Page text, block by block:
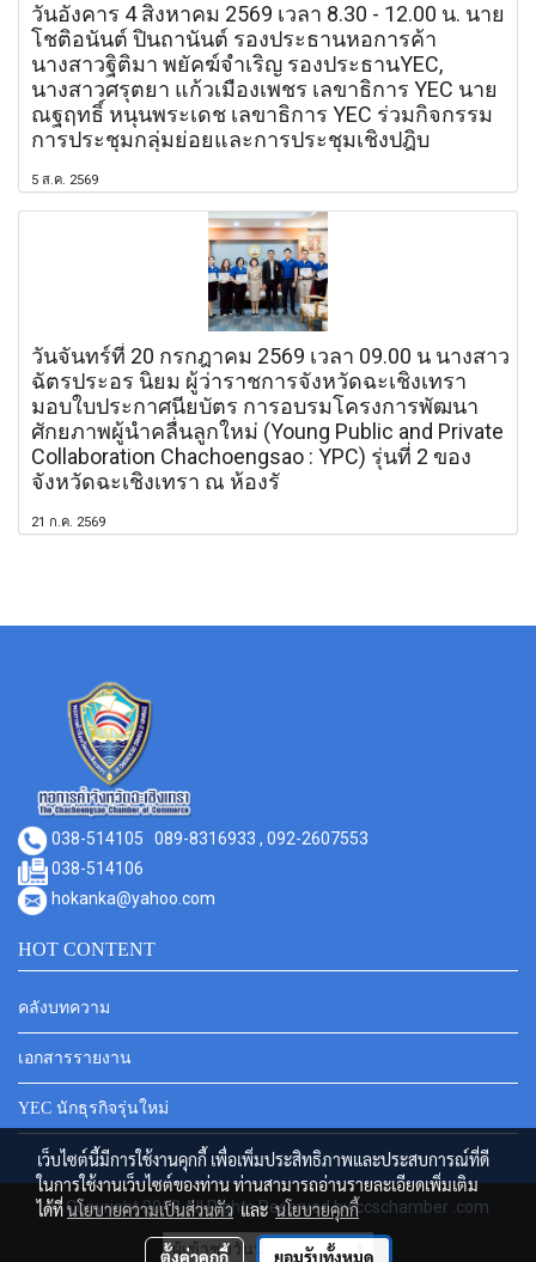
วันอังคาร 4 สิงหาคม 2569 เวลา 8.30 - 12.00 น. นาย
โชติอนันต์ ปินถานันต์ รองประธานหอการค้า
นางสาวฐิติมา พยัคฆ์จำเริญ รองประธานYEC,
นางสาวศรุตยา แก้วเมืองเพชร เลขาธิการ YEC นาย
ณฐฤทธิ์ หนุนพระเดช เลขาธิการ YEC ร่วมกิจกรรม
การประชุมกลุ่มย่อยและการประชุมเชิงปฎิบ
5 ส.ค. 2569
วันจันทร์ที่ 20 กรกฎาคม 2569 เวลา 09.00 น นางสาว
ฉัตรประอร นิยม ผู้ว่าราชการจังหวัดฉะเชิงเทรา
มอบใบประกาศนียบัตร การอบรมโครงการพัฒนา
ศักยภาพผู้นำคลื่นลูกใหม่ (Young Public and Private
Collaboration Chachoengsao : YPC) รุ่นที่ 2 ของ
จังหวัดฉะเชิงเทรา ณ ห้องรั
21 ก.ค. 2569
038-514105 089-8316933 , 092-2607553
038-514106
hokanka@yahoo.com
HOT CONTENT
คลังบทความ
เอกสารรายงาน
YEC นักธุรกิจรุ่นใหม่
© Copyright 2018 All Rights Reserved by ccschamber .com
ผู้เข้าชมวันนี้ 1
เว็บไซต์นี้มีการใช้งานคุกกี้ เพื่อเพิ่มประสิทธิภาพและประสบการณ์ที่ดี
ในการใช้งานเว็บไซต์ของท่าน ท่านสามารถอ่านรายละเอียดเพิ่มเติม
ได้ที่นโยบายความเป็นส่วนตัวและนโยบายคุกกี้
ตั้งค่าคุกกี้ ยอมรับทั้งหมด